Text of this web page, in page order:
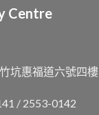
Centre
坑惠福道六號四樓
/ 2553-0142